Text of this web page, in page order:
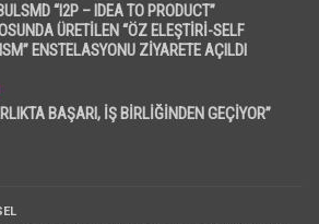
“I2P – IDEA TO PRODUCT”
ÜRETİLEN “ÖZ ELEŞTİRİ-SELF
ENSTELASYONU ZİYARETE AÇILDI
BAŞARI, İŞ BİRLİĞİNDEN GEÇİYOR”